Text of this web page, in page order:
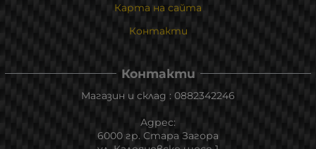
Карта на сайта
Контакти
Контакти
Магазин и склад : 0882342246
Адрес:
6000 гр. Стара Загора